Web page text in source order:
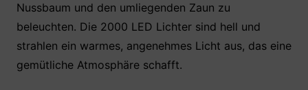
Nussbaum und den umliegenden Zaun zu
beleuchten. Die 2000 LED Lichter sind hell und
strahlen ein warmes, angenehmes Licht aus, das eine
gemütliche Atmosphäre schafft.